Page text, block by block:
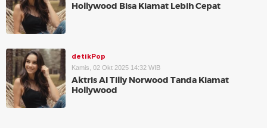
Hollywood Bisa Kiamat Lebih Cepat
detikPop
Kamis, 02 Okt 2025 14:32 WIB
Aktris AI Tilly Norwood Tanda Kiamat
Hollywood